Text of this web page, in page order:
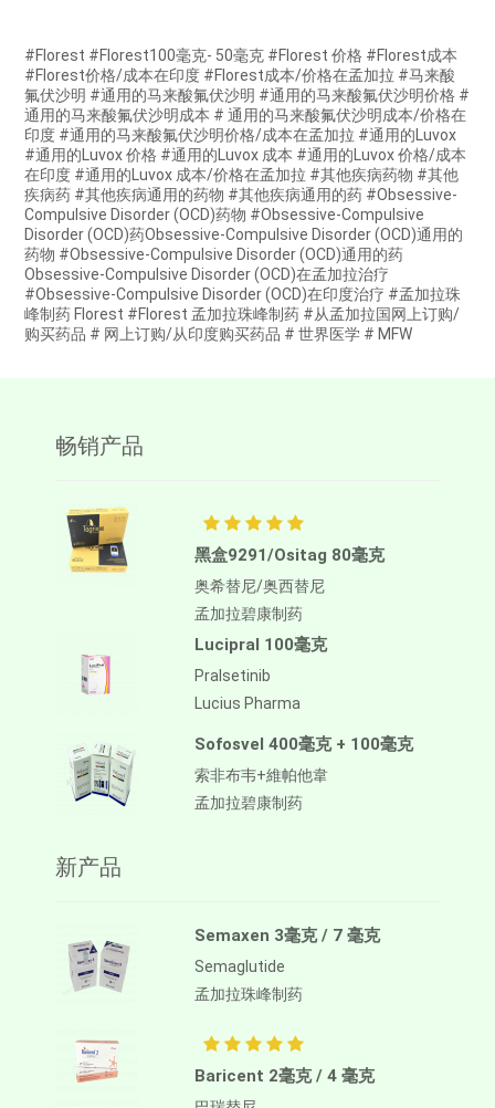
#Florest #Florest100毫克- 50毫克 #Florest 价格 #Florest成本
#Florest价格/成本在印度 #Florest成本/价格在孟加拉 #马来酸
氟伏沙明 #通用的马来酸氟伏沙明 #通用的马来酸氟伏沙明价格 #
通用的马来酸氟伏沙明成本 # 通用的马来酸氟伏沙明成本/价格在
印度 #通用的马来酸氟伏沙明价格/成本在孟加拉 #通用的Luvox
#通用的Luvox 价格 #通用的Luvox 成本 #通用的Luvox 价格/成本
在印度 #通用的Luvox 成本/价格在孟加拉 #其他疾病药物 #其他
疾病药 #其他疾病通用的药物 #其他疾病通用的药 #Obsessive-
Compulsive Disorder (OCD)药物 #Obsessive-Compulsive
Disorder (OCD)药Obsessive-Compulsive Disorder (OCD)通用的
药物 #Obsessive-Compulsive Disorder (OCD)通用的药
Obsessive-Compulsive Disorder (OCD)在孟加拉治疗
#Obsessive-Compulsive Disorder (OCD)在印度治疗 #孟加拉珠
峰制药 Florest #Florest 孟加拉珠峰制药 #从孟加拉国网上订购/
购买药品 # 网上订购/从印度购买药品 # 世界医学 # MFW
畅销产品
黑盒9291/Ositag 80毫克
奥希替尼/奥西替尼
孟加拉碧康制药
Lucipral 100毫克
Pralsetinib
Lucius Pharma
Sofosvel 400毫克 + 100毫克
索非布韦+維帕他韋
孟加拉碧康制药
新产品
Semaxen 3毫克 / 7 毫克
Semaglutide
孟加拉珠峰制药
Baricent 2毫克 / 4 毫克